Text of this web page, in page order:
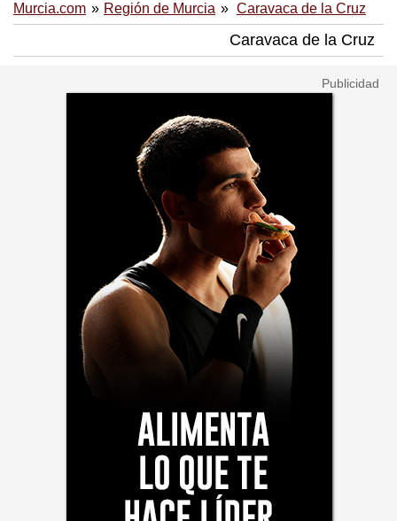
Murcia.com Región de Murcia Caravaca de la Cruz
Caravaca de la Cruz